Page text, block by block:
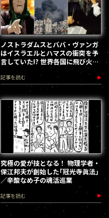
ノストラダムスとババ・ヴァンガ
はイスラエルとハマスの衝突を予
言していた!? 世界各国に飛び火す
る「イスラム大戦争」の懸念
記事を読む
究極の愛が技となる！ 物理学者・
保江邦夫が創始した｢冠光寺眞法｣
／辛酸なめ子の魂活巡業
記事を読む